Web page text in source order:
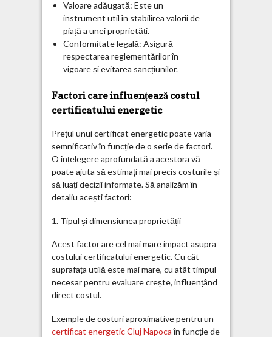
Valoare adăugată: Este un
instrument util în stabilirea valorii de
piață a unei proprietăți.
Conformitate legală: Asigură
respectarea reglementărilor în
vigoare și evitarea sancțiunilor.
Factori care influențează costul
certificatului energetic
Prețul unui certificat energetic poate varia
semnificativ în funcție de o serie de factori.
O înțelegere aprofundată a acestora vă
poate ajuta să estimați mai precis costurile și
să luați decizii informate. Să analizăm în
detaliu acești factori:
1. Tipul și dimensiunea proprietății
Acest factor are cel mai mare impact asupra
costului certificatului energetic. Cu cât
suprafața utilă este mai mare, cu atât timpul
necesar pentru evaluare crește, influențând
direct costul.
Exemple de costuri aproximative pentru un
certificat energetic Cluj Napocaîn funcție de